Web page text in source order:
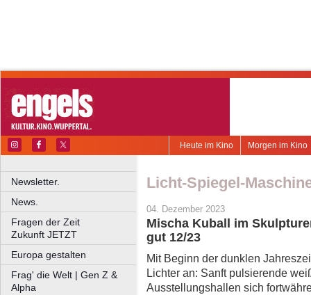
Morgen im Kino
Heute im Kino
Newsletter.
News.
Fragen der Zeit
Zukunft JETZT
Europa gestalten
Frag' die Welt | Gen Z &
Alpha
Licht-Spiegel-
04. Dezember 2023
Mischa Kuball im
gut 12/23
Mit Beginn der dunklen
Lichter an: Sanft pulsierende
Ausstellungshallen sich